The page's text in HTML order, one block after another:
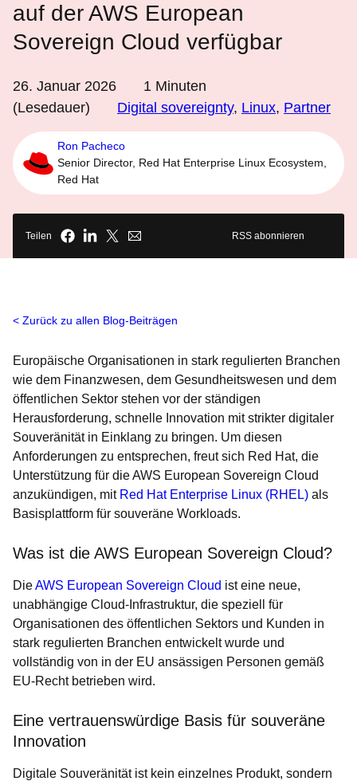
auf der AWS European
Sovereign Cloud verfügbar
26. Januar 2026 1 Minuten
(Lesedauer)
Digital sovereignty, Linux, Partner
Ron Pacheco
Senior Director, Red Hat Enterprise Linux Ecosystem,
Red Hat
Teilen RSS abonnieren
Zurück zu allen Blog-Beiträgen
Europäische Organisationen in stark regulierten Branchen
wie dem Finanzwesen, dem Gesundheitswesen und dem
öffentlichen Sektor stehen vor der ständigen
Herausforderung, schnelle Innovation mit strikter digitaler
Souveränität in Einklang zu bringen. Um diesen
Anforderungen zu entsprechen, freut sich Red Hat, die
Unterstützung für die AWS European Sovereign Cloud
anzukündigen, mit Red Hat Enterprise Linux (RHEL) als
Basisplattform für souveräne Workloads.
Was ist die AWS European Sovereign Cloud?
DieAWS European Sovereign Cloud ist eine neue,
unabhängige Cloud-Infrastruktur, die speziell für
Organisationen des öffentlichen Sektors und Kunden in
stark regulierten Branchen entwickelt wurde und
vollständig von in der EU ansässigen Personen gemäß
EU-Recht betrieben wird.
Eine vertrauenswürdige Basis für souveräne
Innovation
Digitale Souveränität ist kein einzelnes Produkt, sondern